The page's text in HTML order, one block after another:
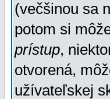
(večšinou sa
potom si
prístup,
otvorená,
užívateľskej